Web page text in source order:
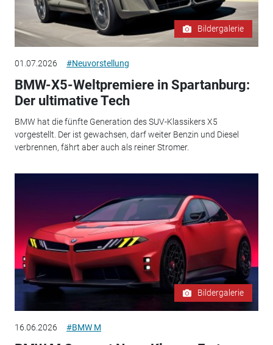
Bildergalerie
01.07.2026 #Neuvorstellung
BMW-X5-Weltpremiere in Spartanburg:
Der ultimative Tech
BMW hat die fünfte Generation des SUV-Klassikers X5
vorgestellt. Der ist gewachsen, darf weiter Benzin und Diesel
verbrennen, fährt aber auch als reiner Stromer.
Bildergalerie
16.06.2026 #BMW M